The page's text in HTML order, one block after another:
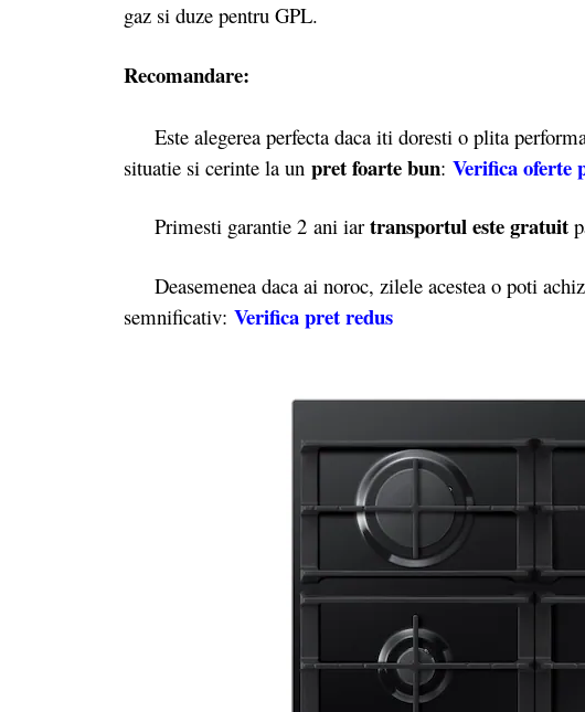
gaz si duze pentru GPL.
Recomandare:
Este alegerea perfecta daca iti doresti o plita
situatie si cerinte la un pret foarte bun: Verifica oferte
Primesti garantie 2 ani iar transportul este gratuit
Deasemenea daca ai noroc, zilele acestea o poti
semnificativ: Verifica pret redus